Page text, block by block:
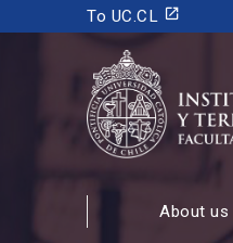
To UC.CL launch
INSTITUTO
Y
FACULTAD DEAbout us